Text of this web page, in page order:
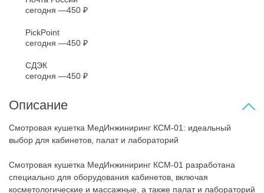
сегодня
450 ₽
PickPoint
сегодня
450 ₽
СДЭК
сегодня
450 ₽
Описание
Смотровая кушетка МедИнжиниринг КСМ-01: идеальный
выбор для кабинетов, палат и лабораторий
Смотровая кушетка МедИнжиниринг КСМ-01 разработана
специально для оборудования кабинетов, включая
косметологические и массажные, а также палат и лабораторий